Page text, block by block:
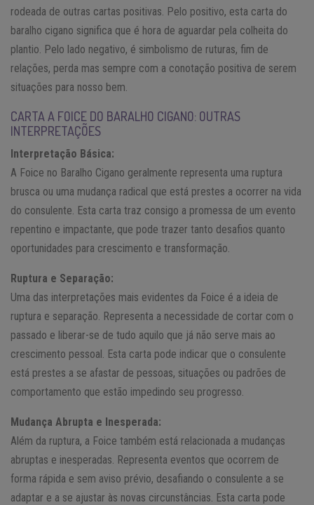
rodeada de outras cartas positivas. Pelo positivo, esta carta do
baralho cigano significa que é hora de aguardar pela colheita do
plantio. Pelo lado negativo, é simbolismo de ruturas, fim de
relações, perda mas sempre com a conotação positiva de serem
situações para nosso bem.
CARTA A FOICE DO BARALHO CIGANO: OUTRAS
INTERPRETAÇÕES
Interpretação Básica:
A Foice no Baralho Cigano geralmente representa uma ruptura
brusca ou uma mudança radical que está prestes a ocorrer na vida
do consulente. Esta carta traz consigo a promessa de um evento
repentino e impactante, que pode trazer tanto desafios quanto
oportunidades para crescimento e transformação.
Ruptura e Separação:
Uma das interpretações mais evidentes da Foice é a ideia de
ruptura e separação. Representa a necessidade de cortar com o
passado e liberar-se de tudo aquilo que já não serve mais ao
crescimento pessoal. Esta carta pode indicar que o consulente
está prestes a se afastar de pessoas, situações ou padrões de
comportamento que estão impedindo seu progresso.
Mudança Abrupta e Inesperada:
Além da ruptura, a Foice também está relacionada a mudanças
abruptas e inesperadas. Representa eventos que ocorrem de
forma rápida e sem aviso prévio, desafiando o consulente a se
adaptar e a se ajustar às novas circunstâncias. Esta carta pode